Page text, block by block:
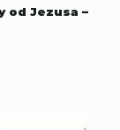
od Jezusa –